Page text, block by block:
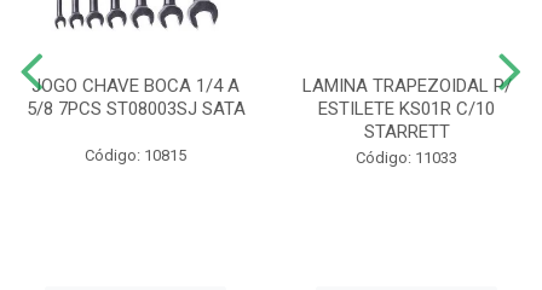
JOGO CHAVE BOCA 1/4 A
5/8 7PCS ST08003SJ SATA
Código: 10815
LAMINA TRAPEZOIDAL P/
ESTILETE KS01R C/10
STARRETT
Código: 11033